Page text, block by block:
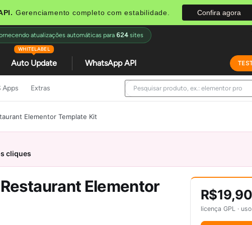
Gerenciamento completo com estabilidade. Confira agora
Auto Update
WHITELABEL
WhatsApp API
atualizações automáticas para 624 sites
Apps Extras
Elementor Template Kit
cliques
Elementor
R$19,90
licença GPL ·